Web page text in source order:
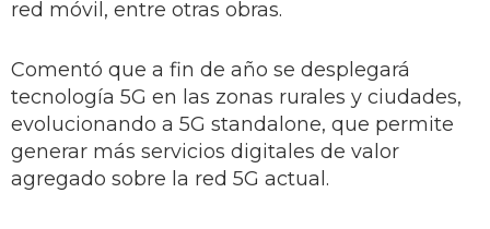
red móvil, entre otras obras.
Comentó que a fin de año se desplegará
tecnología 5G en las zonas rurales y ciudades,
evolucionando a 5G standalone, que permite
generar más servicios digitales de valor
agregado sobre la red 5G actual.